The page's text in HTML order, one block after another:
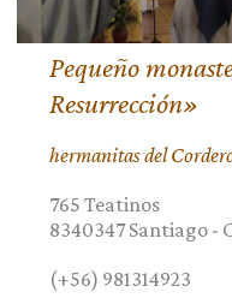
Pequeño
Resurrección»
hermanitas del
765 Teatinos
8340347Santiago -
(+56) 981314923